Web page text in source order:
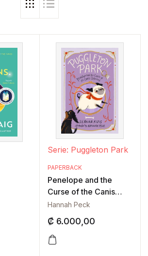
a la lista de deseos
Serie: Puggleton Park
PAPERBACK
Penelope and the
Curse of the Canis
Diamond
Hannah Peck
₡6.000,00